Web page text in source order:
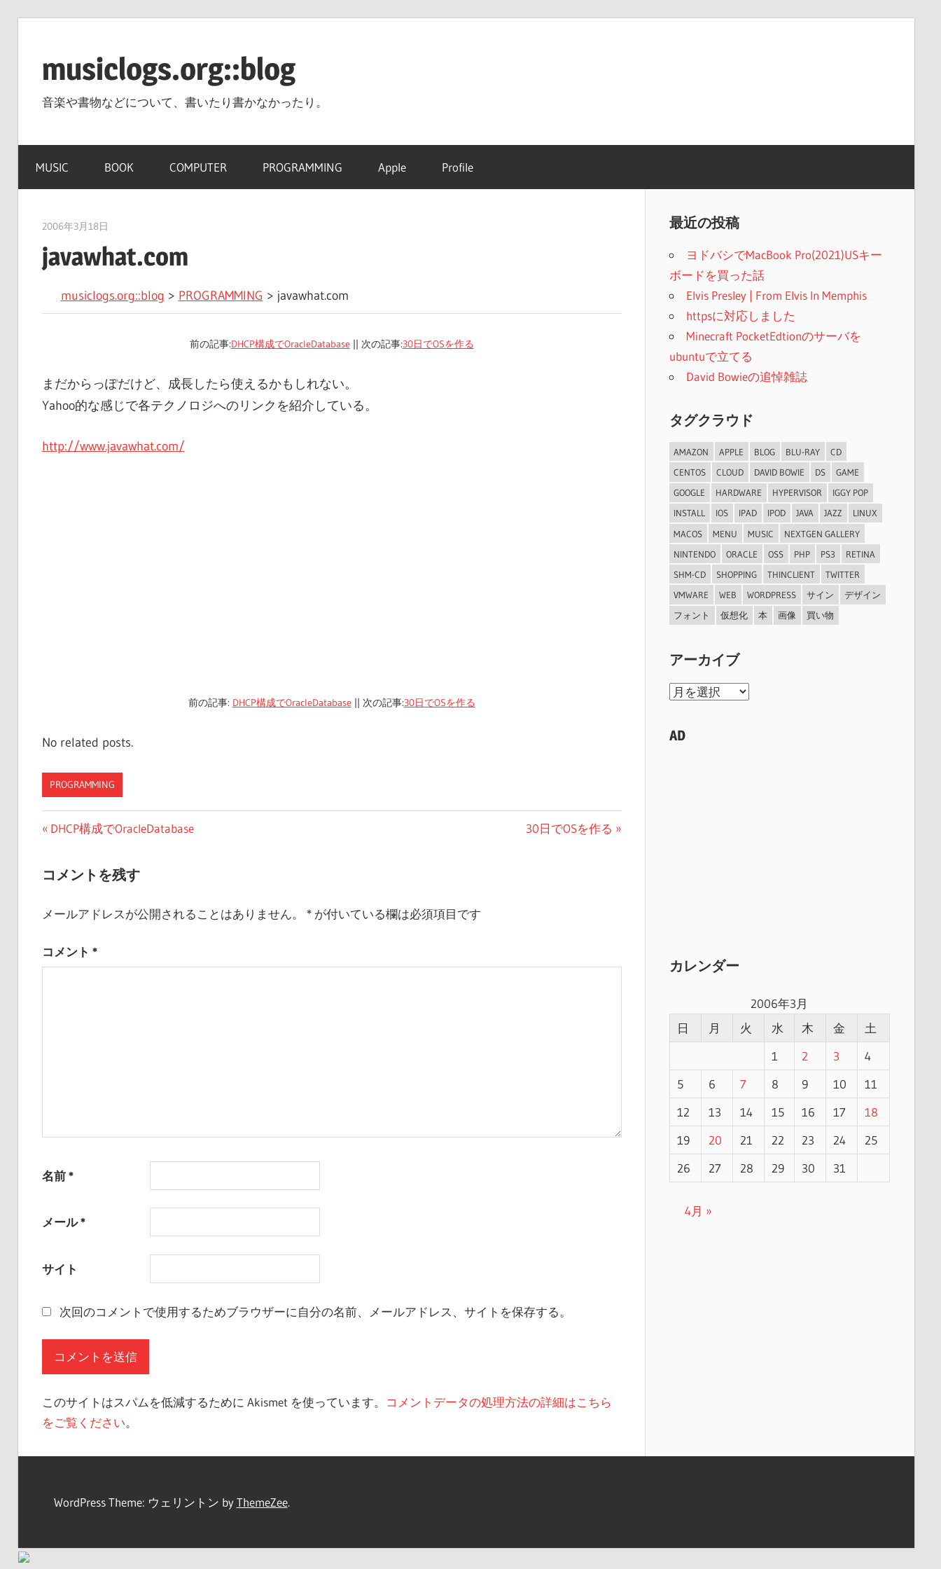
ス
ッ
musiclogs.org::blog
音楽や書物などについて、書いたり書かなかったり。
MUSIC BOOK COMPUTER PROGRAMMING Apple Profile
2006年3月18日
javawhat.com
musiclogs.org::blog > PROGRAMMING > javawhat.com
前の記事:DHCP構成でOracleDatabase || 次の記事:30日でOSを作る
まだからっぽだけど、成長したら使えるかもしれない。
Yahoo的な感じで各テクノロジへのリンクを紹介している。
http://www.javawhat.com/
前の記事: DHCP構成でOracleDatabase || 次の記事:30日でOSを作る
No related posts.
PROGRAMMING
投
ナ
ビ
ー
前
投
DHCP構成でOracleDatabase
次
30日でOSを作る
コメントを残す
メールアドレスが公開されることはありません。 *が付いている欄は必須項目です
コメント *
名前*
メール*
サイト
次回のコメントで使用するためブラウザーに自分の名前、メールアドレス、サイトを保存する。
このサイトはスパムを低減するために Akismet を使っています。
コメントデータの処理方法の詳細はこちら
をご覧ください。
最近の投稿
ヨドバシでMacBook Pro(2021)USキー
ボードを買った話
Elvis Presley | From Elvis In Memphis
httpsに対応しました
Minecraft PocketEdtionのサーバを
ubuntuで立てる
David Bowieの追悼雑誌
タグクラウド
AMAZON APPLE BLOG BLU-RAY
CD
CENTOS
CLOUD DAVID BOWIE DS
GAME
GOOGLE
HARDWARE HYPERVISOR
IGGY POP
INSTALL
IOS IPAD IPOD JAVA JAZZ
LINUX
MACOS
MENU MUSIC
NEXTGEN GALLERY
NINTENDO
ORACLE OSS PHP PS3
RETINA
SHM-CD
SHOPPING THINCLIENT
TWITTER
VMWARE
WEB WORDPRESS サイン
デザイン
フォント
仮想化 本 画像 買い物
アーカイブ
ア
カ
AD
カレンダー
2006年3月
日
月 火 水 木 金
土
1
2 3
4
5
6 7 8 9 10
11
12
13 14 15 16 17
18
19
20 21 22 23 24
25
26
27 28 29 30 31
4月 »
WordPress Theme: ウェリントン byThemeZee.